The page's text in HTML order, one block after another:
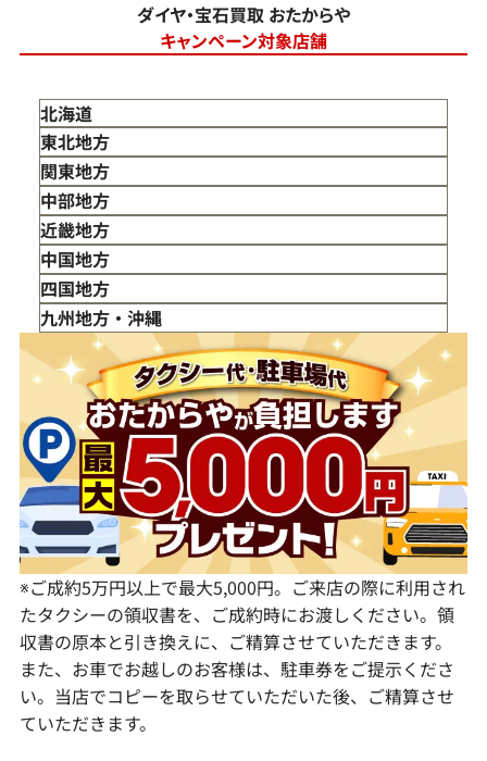
ダイヤ・宝石買取 おたからや
キャンペーン対象店舗
北海道
東北地方
青森県
岩手県
宮城県
秋田県
山形県
福島県
関東地方
東京都
神奈川県
埼玉県
千葉県
茨城県
栃木県
群馬県
中部地方
新潟県
富山県
石川県
山梨県
長野県
岐阜県
静岡県
愛知県
近畿地方
三重県
滋賀県
京都府
大阪府
兵庫県
奈良県
和歌山県
中国地方
鳥取県
島根県
岡山県
広島県
山口県
四国地方
徳島県
香川県
愛媛県
九州地方・沖縄
福岡県
佐賀県
長崎県
熊本県
大分県
宮崎県
鹿児島県
※ご成約5万円以上で最大5,000円。ご来店の際に利用され
たタクシーの領収書を、ご成約時にお渡しください。領
収書の原本と引き換えに、ご精算させていただきます。
また、お車でお越しのお客様は、駐車券をご提示くださ
い。当店でコピーを取らせていただいた後、ご精算させ
ていただきます。